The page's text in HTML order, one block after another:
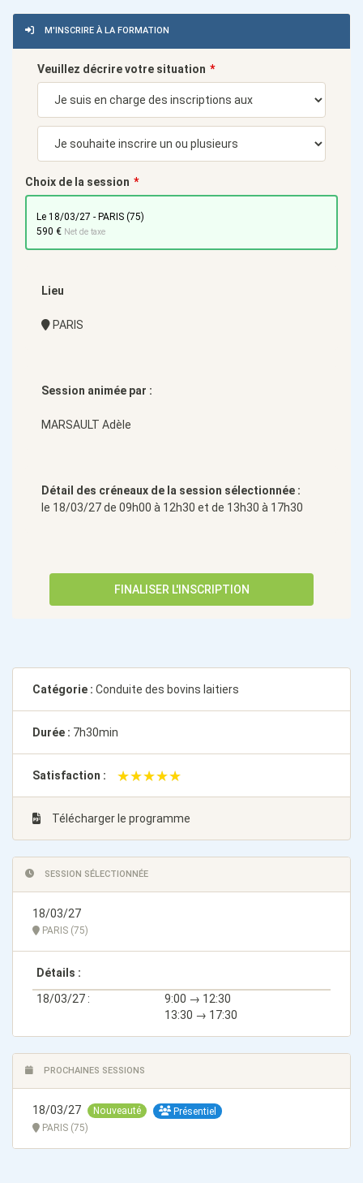
M'INSCRIRE À LA FORMATION
Veuillez décrire votre situation
Choix de la session
le 18/03/27 - PARIS (75)
590 € Net de taxe
Lieu
PARIS
Session animée par :
MARSAULT Adèle
Détail des créneaux de la session sélectionnée :
le 18/03/27 de 09h00 à 12h30 et de 13h30 à 17h30
FINALISER L'INSCRIPTION
Catégorie : Conduite des bovins laitiers
Durée : 7h30min
Satisfaction : ★★★★★
★★★★★
Télécharger le programme
SESSION SÉLECTIONNÉE
18/03/27
PARIS (75)
Détails :
18/03/27 :
9:00 → 12:30
13:30 → 17:30
PROCHAINES SESSIONS
18/03/27 Nouveauté
Présentiel
PARIS (75)